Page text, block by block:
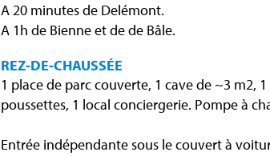
A 20 minutes de Delémont.
A 1h de Bienne et de de Bâle.
REZ-DE-CHAUSSÉE
1 place de parc couverte, 1 cave de ~3 m2,
poussettes, 1 local conciergerie. Pompe à
Entrée indépendante sous le couvert à